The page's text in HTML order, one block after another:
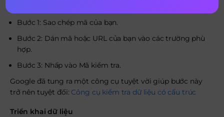
Bước 1: Sao chép mã của bạn.
Bước 2: Dán mã hoặc URL của bạn vào các trường phù
hợp.
Bước 3: Nhấp vào Mã kiểm tra.
Google đã tung ra một công cụ tuyệt vời giúp bước này
trở nên tuyệt đối: Công cụ kiểm tra dữ liệu có cấu trúc
Triển khai dữ liệu